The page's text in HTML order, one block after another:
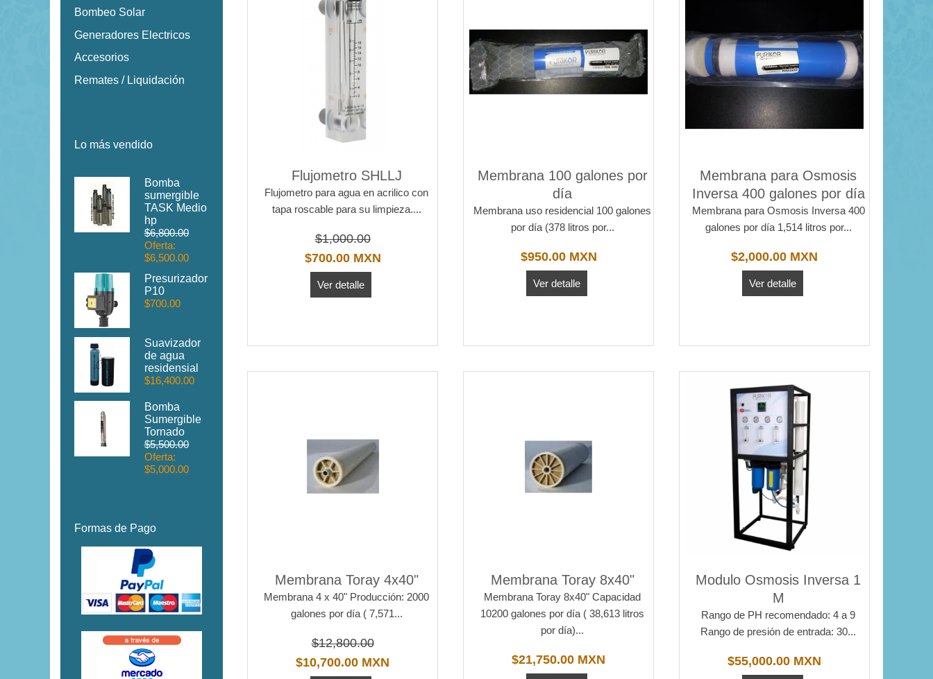
Bombeo Solar
Generadores Electricos
Accesorios
Remates / Liquidación
Lo más vendido
Bomba
sumergible
TASK Medio
hp
$6,800.00
Oferta:
$6,500.00
Presurizador
P10
$700.00
Suavizador
de agua
residensial
$16,400.00
Bomba
Sumergible
Tornado
$5,500.00
Oferta:
$5,000.00
Formas de Pago
Flujometro SHLLJ
Flujometro para agua en acrilico con
tapa roscable para su limpieza....
$1,000.00
$700.00 MXN
Ver detalle
Membrana 100 galones por
día
Membrana uso residencial 100 galones
por día (378 litros por...
$950.00 MXN
Ver detalle
Membrana para Osmosis
Inversa 400 galones por día
Membrana para Osmosis Inversa 400
galones por día 1,514 litros por...
$2,000.00 MXN
Ver detalle
Membrana Toray 4x40"
Membrana 4 x 40" Producción: 2000
galones por día ( 7,571...
$12,800.00
$10,700.00 MXN
Membrana Toray 8x40"
Membrana Toray 8x40" Capacidad
10200 galones por día ( 38,613 litros
por día)...
$21,750.00 MXN
Modulo Osmosis Inversa 1
M
Rango de PH recomendado: 4 a 9
Rango de presión de entrada: 30...
$55,000.00 MXN